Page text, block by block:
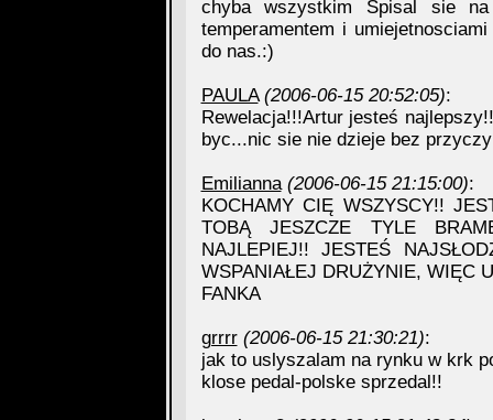
chyba wszystkim Spisal sie
temperamentem i
do nas.:)
PAULA (2006-06-15 20:52:05):
Rewelacja!!!Artur jesteś
byc...nic sie nie dzieje bez
Emilianna (2006-06-15 21:15:00):
KOCHAMY CIĘ WSZYSCY!!
TOBĄ JESZCZE TYLE
NAJLEPIEJ!! JESTEŚ
WSPANIAŁEJ DRUŻYNIE, WIĘC
FANKA
grrrr (2006-06-15 21:30:21):
jak to uslyszalam na rynku w krk
klose pedal-polske sprzedal!!